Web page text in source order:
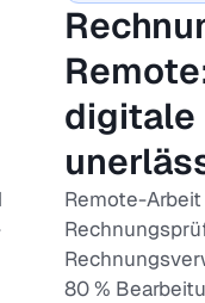
digitale
Remote-
80 %